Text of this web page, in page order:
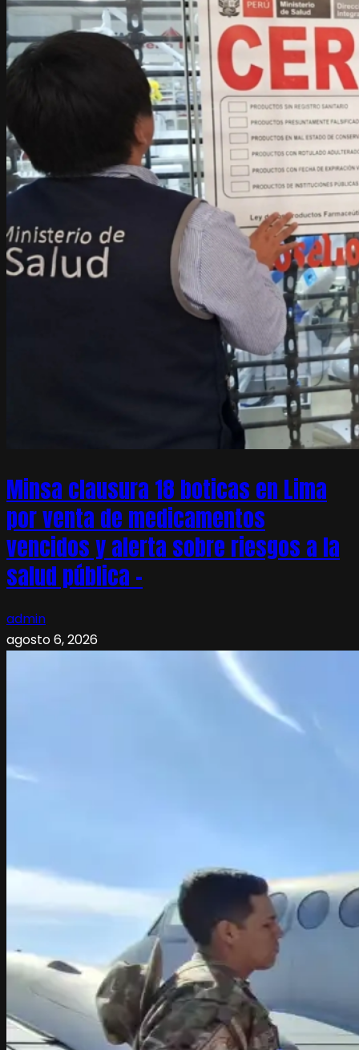
Minsa clausura 18 boticas en Lima
por venta de medicamentos
vencidos y alerta sobre riesgos a la
salud pública –
admin
agosto 6, 2026